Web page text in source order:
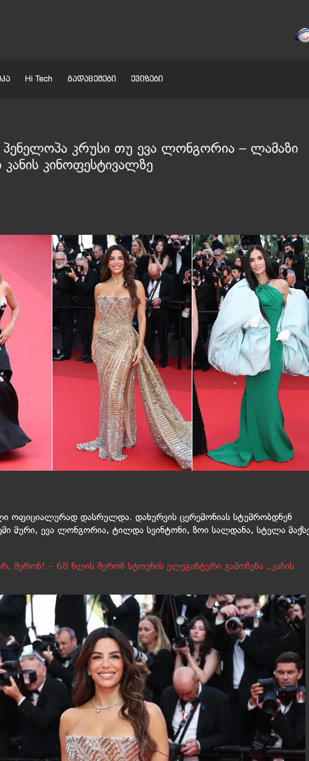
Hi Tech გადაცემები ქვიზები
პენელოპა კრუსი თუ ევა ლონგორია – ლამაზი
კანის კინოფესტივალზე
ოფიციალურად დასრულდა. დახურვის ცერემონიას სტუმრობდნენ
მური, ევა ლონგორია, ტილდა სვინტონი, ზოი სალდანა, სტელა
შერონ! – 68 წლის შერონ სტოუნის ელეგანტური გამოჩენა „კანის